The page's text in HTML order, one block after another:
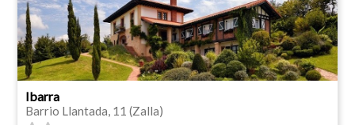
Ibarra
Barrio Llantada, 11 (Zalla)